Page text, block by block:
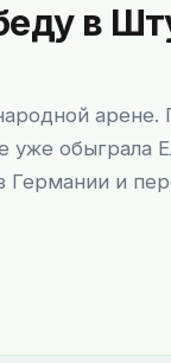
в
обыграла
Германии и